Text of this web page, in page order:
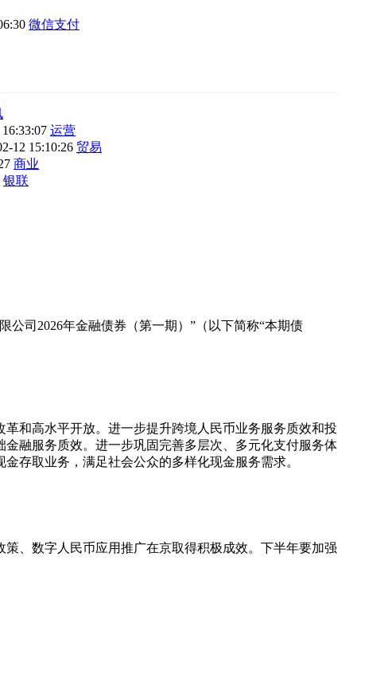
微信支付
运营
12 15:10:26 贸易
商业
银联
司2026年金融债券（第一期）”（以下简称“本期债
和高水平开放。进一步提升跨境人民币业务服务质效和投
融服务质效。进一步巩固完善多层次、多元化支付服务体
存取业务，满足社会公众的多样化现金服务需求。
、数字人民币应用推广在京取得积极成效。下半年要加强